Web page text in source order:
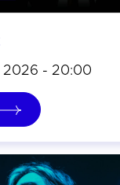
2026 - 20:00